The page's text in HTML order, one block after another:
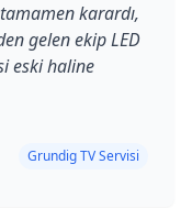
karardı,
gelen ekip LED
eski haline
Grundig TV Servisi